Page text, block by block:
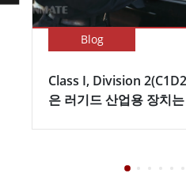
Blog
Class I, Division
은 러기드 산업용 장치